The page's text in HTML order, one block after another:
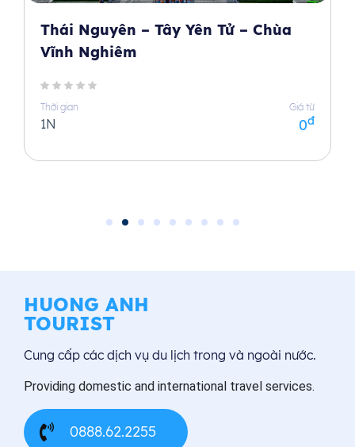
Thái Nguyên – Tây Yên Tử – Chùa
Vĩnh Nghiêm
Thời gian
1N
Giá từ
0đ
HUONG ANH
TOURIST
Cung cấp các dịch vụ du lịch trong và ngoài nước.
Providing domestic and international travel services.
0888.62.2255